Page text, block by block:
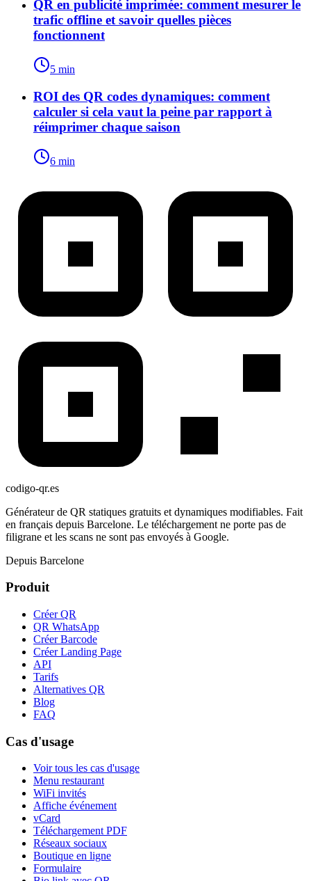
QR en publicité imprimée: comment mesurer le
trafic offline et savoir quelles pièces
fonctionnent
5 min
ROI des QR codes dynamiques: comment
calculer si cela vaut la peine par rapport à
réimprimer chaque saison
6 min
codigo-qr.es
Générateur de QR statiques gratuits et dynamiques modifiables. Fait
en français depuis Barcelone. Le téléchargement ne porte pas de
filigrane et les scans ne sont pas envoyés à Google.
Depuis Barcelone
Produit
Créer QR
QR WhatsApp
Créer Barcode
Créer Landing Page
API
Tarifs
Alternatives QR
Blog
FAQ
Cas d'usage
Voir tous les cas d'usage
Menu restaurant
WiFi invités
Affiche événement
vCard
Téléchargement PDF
Réseaux sociaux
Boutique en ligne
Formulaire